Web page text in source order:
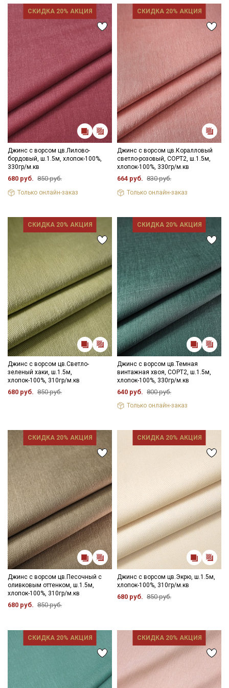
СКИДКА 20% АКЦИЯ
Джинс с ворсом цв.Лилово-
бордовый, ш.1.5м, хлопок-100%,
330гр/м.кв
680 руб. 850 руб.
Только онлайн-заказ
СКИДКА 20% АКЦИЯ
Джинс с ворсом цв.Коралловый
светло-розовый, СОРТ2, ш.1.5м,
хлопок-100%, 330гр/м.кв
664 руб. 830 руб.
Только онлайн-заказ
СКИДКА 20% АКЦИЯ
Джинс с ворсом цв.Светло-
зеленый хаки, ш.1.5м,
хлопок-100%, 310гр/м.кв
680 руб. 850 руб.
СКИДКА 20% АКЦИЯ
Джинс с ворсом цв.Темная
винтажная хвоя, СОРТ2, ш.1.5м,
хлопок-100%, 330гр/м.кв
640 руб. 800 руб.
Только онлайн-заказ
СКИДКА 20% АКЦИЯ
Джинс с ворсом цв.Песочный с
оливковым оттенком, ш.1.5м,
хлопок-100%, 310гр/м.кв
680 руб. 850 руб.
СКИДКА 20% АКЦИЯ
Джинс с ворсом цв.Экрю, ш.1.5м,
хлопок-100%, 310гр/м.кв
680 руб. 850 руб.
СКИДКА 20% АКЦИЯ СКИДКА 20% АКЦИЯ
Секретная рассылка от Купава
Мы публикуем здесь дополнительные